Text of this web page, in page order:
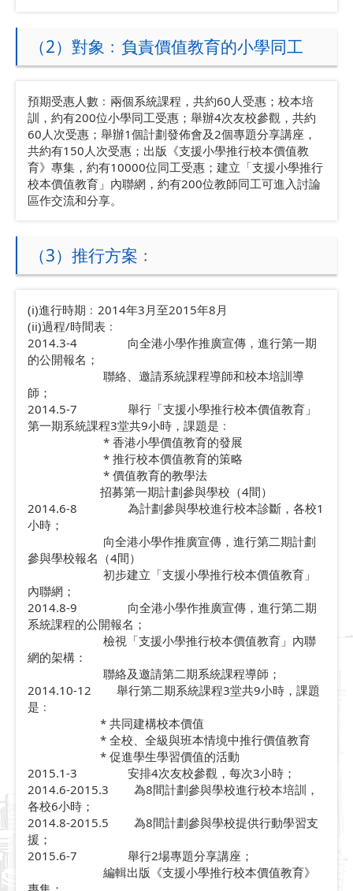
（2）對象﹕負責價值教育的小學同工
預期受惠人數﹕兩個系統課程，共約60人受惠；校本培
訓，約有200位小學同工受惠；舉辦4次友校參觀，共約
60人次受惠；舉辦1個計劃發佈會及2個專題分享講座，
共約有150人次受惠；出版《支援小學推行校本價值教
育》專集，約有10000位同工受惠；建立「支援小學推行
校本價值教育」內聯網，約有200位教師同工可進入討論
區作交流和分享。
（3）推行方案﹕
(i)進行時期﹕2014年3月至2015年8月
(ii)過程/時間表﹕
2014.3-4 向全港小學作推廣宣傳，進行第一期
的公開報名；
聯絡、邀請系統課程導師和校本培訓導
師；
2014.5-7 舉行「支援小學推行校本價值教育」
第一期系統課程3堂共9小時，課題是﹕
* 香港小學價值教育的發展
* 推行校本價值教育的策略
* 價值教育的教學法
招募第一期計劃參與學校（4間）
2014.6-8 為計劃參與學校進行校本診斷，各校1
小時；
向全港小學作推廣宣傳，進行第二期計劃
參與學校報名（4間）
初步建立「支援小學推行校本價值教育」
內聯網；
2014.8-9 向全港小學作推廣宣傳，進行第二期
系統課程的公開報名；
檢視「支援小學推行校本價值教育」內聯
網的架構：
聯絡及邀請第二期系統課程導師；
2014.10-12 舉行第二期系統課程3堂共9小時，課題
是﹕
* 共同建構校本價值
* 全校、全級與班本情境中推行價值教育
* 促進學生學習價值的活動
2015.1-3 安排4次友校參觀，每次3小時；
2014.6-2015.3 為8間計劃參與學校進行校本培訓，
各校6小時；
2014.8-2015.5 為8間計劃參與學校提供行動學習支
援；
2015.6-7 舉行2場專題分享講座；
編輯出版《支援小學推行校本價值教育》